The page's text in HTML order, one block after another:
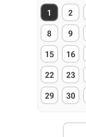
1 2
8 9
15 16
22 23
29 30